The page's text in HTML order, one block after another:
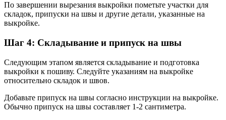
По завершении вырезания выкройки пометьте участки для
складок, припуски на швы и другие детали, указанные на
выкройке.
Шаг 4: Складывание и припуск на швы
Следующим этапом является складывание и подготовка
выкройки к пошиву. Следуйте указаниям на выкройке
относительно складок и швов.
Добавьте припуск на швы согласно инструкции на выкройке.
Обычно припуск на швы составляет 1-2 сантиметра.